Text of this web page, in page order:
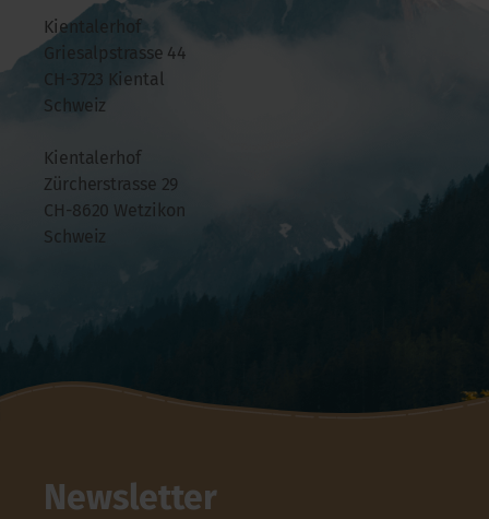
Kientalerhof
Griesalpstrasse 44
CH-3723 Kiental
Schweiz
Kientalerhof
Zürcherstrasse 29
CH-8620 Wetzikon
Schweiz
Newsletter